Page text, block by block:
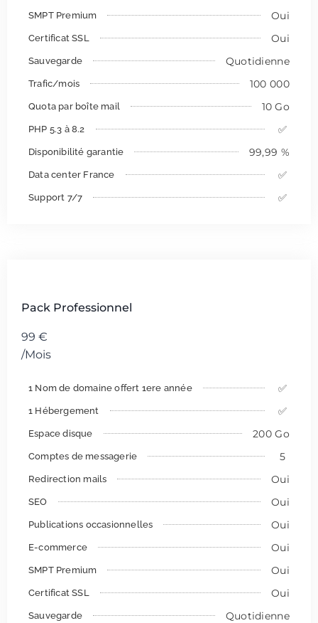
SMPT Premium Oui
Certificat SSL Oui
Sauvegarde Quotidienne
Trafic/mois 100 000
Quota par boîte mail 10 Go
PHP 5.3 à 8.2 ✅
Disponibilité garantie 99,99 %
Data center France ✅
Support 7/7 ✅
Pack Professionnel
99 €
/Mois
1 Nom de domaine offert 1ere année ✅
1 Hébergement ✅
Espace disque 200 Go
Comptes de messagerie 5
Redirection mails Oui
SEO Oui
Publications occasionnelles Oui
E-commerce Oui
SMPT Premium Oui
Certificat SSL Oui
Sauvegarde Quotidienne